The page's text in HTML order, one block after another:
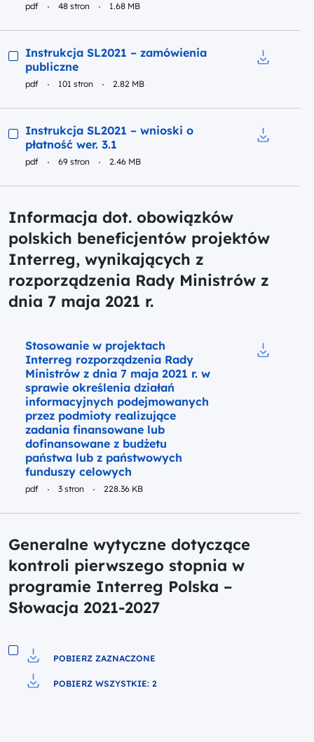
pdf 48 stron 1.68 MB
Podgląd
Instrukcja SL2021 – zamówienia
publiczne
pdf 101 stron 2.82 MB
Podgląd
Instrukcja SL2021 – wnioski o
płatność wer. 3.1
pdf 69 stron 2.46 MB
Informacja dot. obowiązków
polskich beneficjentów projektów
Interreg, wynikających z
rozporządzenia Rady Ministrów z
dnia 7 maja 2021 r.
Podgląd
Stosowanie w projektach
Interreg rozporządzenia Rady
Ministrów z dnia 7 maja 2021 r. w
sprawie określenia działań
informacyjnych podejmowanych
przez podmioty realizujące
zadania finansowane lub
dofinansowane z budżetu
państwa lub z państwowych
funduszy celowych
pdf 3 stron 228.36 KB
Generalne wytyczne dotyczące
kontroli pierwszego stopnia w
programie Interreg Polska –
Słowacja 2021-2027
Pobierz do pliku
POBIERZ ZAZNACZONE
POBIERZ WSZYSTKIE: 2